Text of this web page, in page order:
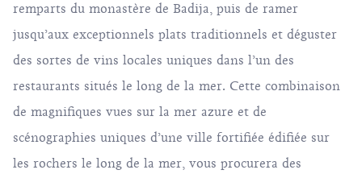
remparts du monastère de Badija, puis de ramer
jusqu’aux exceptionnels plats traditionnels et déguster
des sortes de vins locales uniques dans l’un des
restaurants situés le long de la mer. Cette combinaison
de magnifiques vues sur la mer azure et de
scénographies uniques d’une ville fortifiée édifiée sur
les rochers le long de la mer, vous procurera des